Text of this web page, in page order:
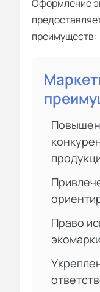
Оформление
преимуществ:
Право